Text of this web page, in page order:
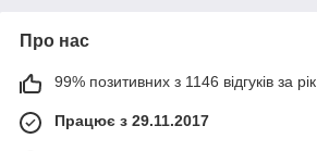
Про нас
99% позитивних з 1146 відгуків за рік
Працює з 29.11.2017